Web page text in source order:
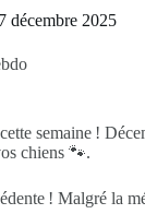
décembre 2025
semaine !
chiens 🐾.
! Malgré la